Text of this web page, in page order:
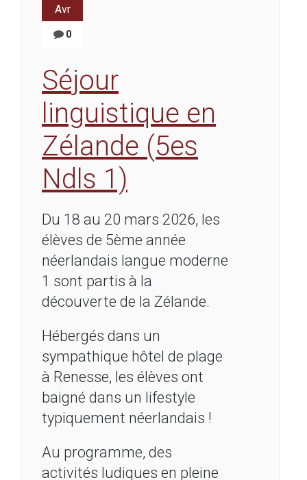
Avr
0
Séjour
linguistique en
Zélande (5es
Ndls 1)
Du 18 au 20 mars 2026, les
élèves de 5ème année
néerlandais langue moderne
1 sont partis à la
découverte de la Zélande.
Hébergés dans un
sympathique hôtel de plage
à Renesse, les élèves ont
baigné dans un lifestyle
typiquement néerlandais !
Au programme, des
activités ludiques en pleine